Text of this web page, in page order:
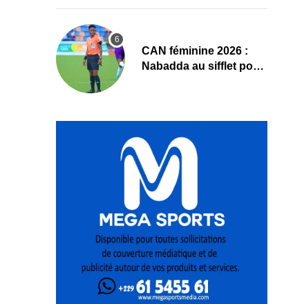
‎CAN féminine 2026 :
Nabadda au sifflet pour